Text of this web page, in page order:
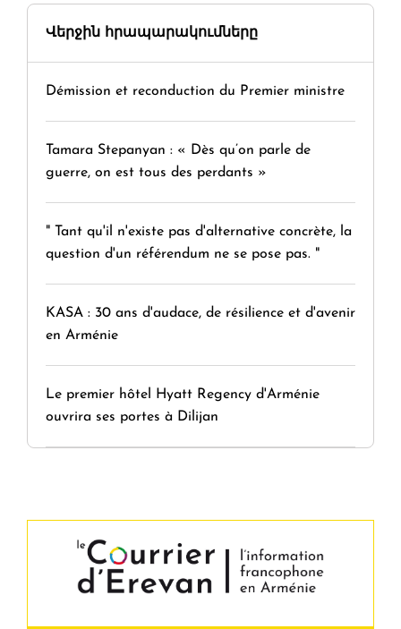
Վերջին հրապարակումները
Démission et reconduction du Premier ministre
Tamara Stepanyan : « Dès qu’on parle de
guerre, on est tous des perdants »
" Tant qu'il n'existe pas d'alternative concrète, la
question d'un référendum ne se pose pas. "
KASA : 30 ans d'audace, de résilience et d'avenir
en Arménie
Le premier hôtel Hyatt Regency d'Arménie
ouvrira ses portes à Dilijan